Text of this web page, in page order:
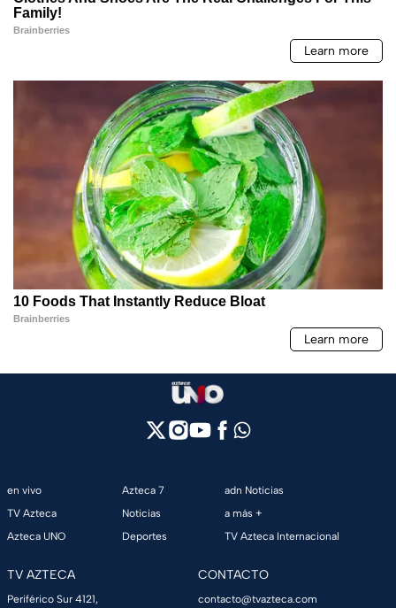
en vivo
TV Azteca
Azteca UNO
Azteca 7
Noticias
Deportes
adn Noticias
a más +
TV Azteca Internacional
TV AZTECA
Periférico Sur 4121,
CONTACTO
contacto@tvazteca.com